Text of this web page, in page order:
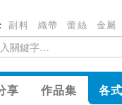
副料 織帶 蕾絲 金屬
享 作品集 各